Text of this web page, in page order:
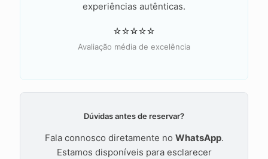
experiências autênticas.
⭐⭐⭐⭐⭐
Avaliação média de excelência
Dúvidas antes de reservar?
Fala connosco diretamente no WhatsApp.
Estamos disponíveis para esclarecer